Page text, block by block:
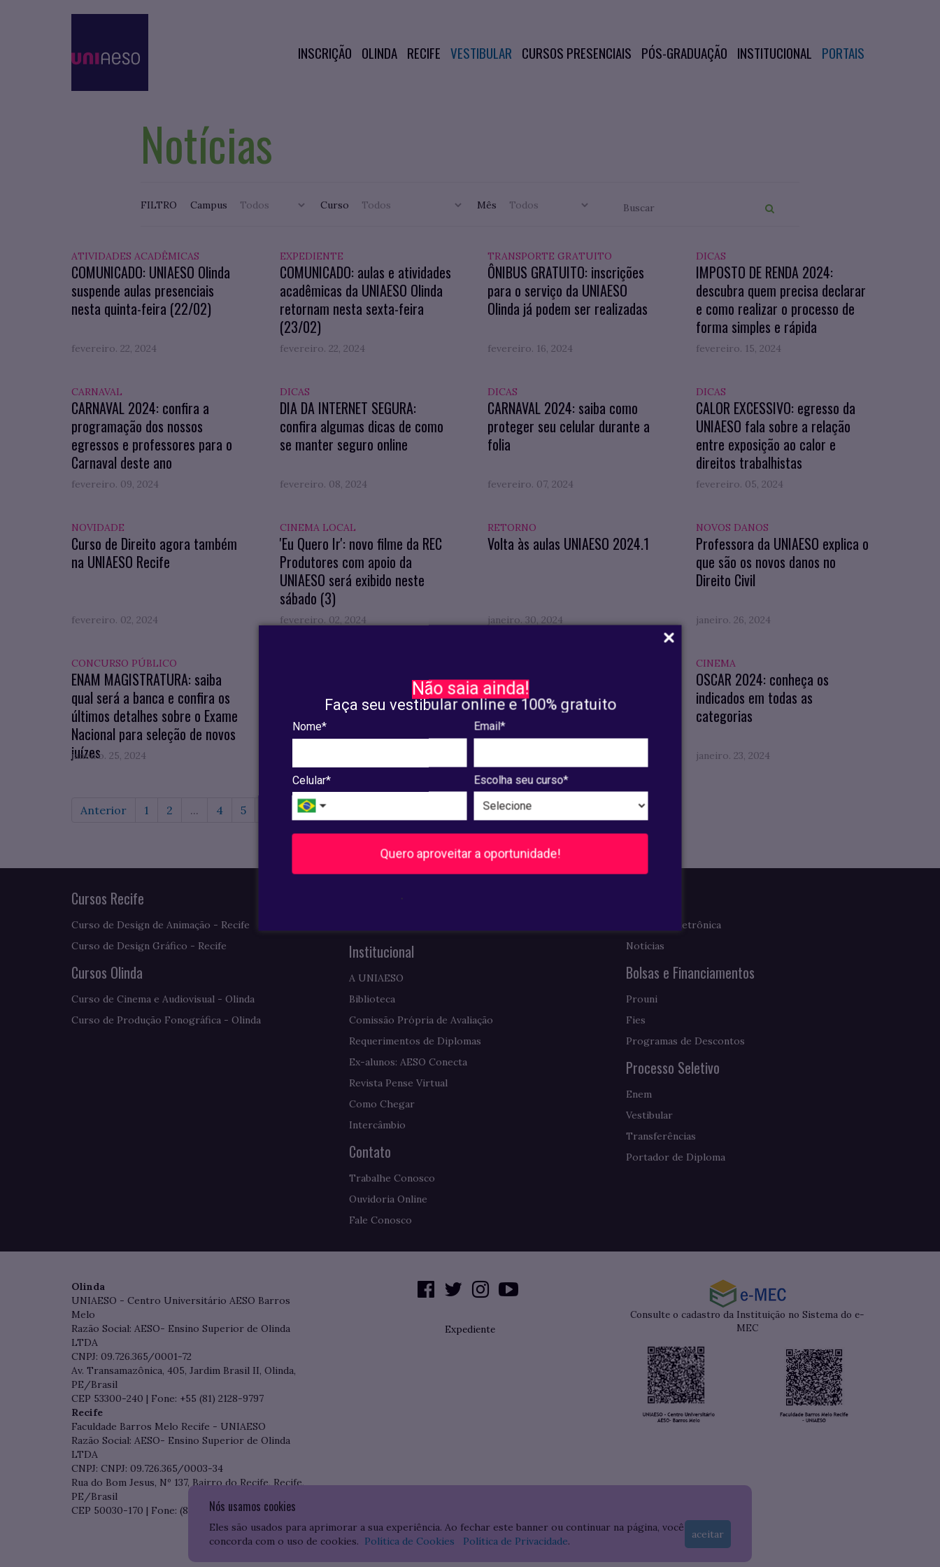
Não saia ainda!
Faça seu vestibular online e 100% gratuito
Nome* Email*
Celular* Escolha seu curso*
Quero aproveitar a oportunidade!
INSCRIÇÃO OLINDA RECIFE VESTIBULAR CURSOS PRESENCIAIS PÓS-GRADUAÇÃO INSTITUCIONAL PORTAIS
Notícias
FILTRO Campus Curso Mês
ATIVIDADES ACADÊMICAS
COMUNICADO: UNIAESO Olinda
suspende aulas presenciais
nesta quinta-feira (22/02)
fevereiro. 22, 2024
EXPEDIENTE
COMUNICADO: aulas e atividades
acadêmicas da UNIAESO Olinda
retornam nesta sexta-feira
(23/02)
fevereiro. 22, 2024
TRANSPORTE GRATUITO
ÔNIBUS GRATUITO: inscrições
para o serviço da UNIAESO
Olinda já podem ser realizadas
fevereiro. 16, 2024
DICAS
IMPOSTO DE RENDA 2024:
descubra quem precisa declarar
e como realizar o processo de
forma simples e rápida
fevereiro. 15, 2024
CARNAVAL
CARNAVAL 2024: confira a
programação dos nossos
egressos e professores para o
Carnaval deste ano
fevereiro. 09, 2024
DICAS
DIA DA INTERNET SEGURA:
confira algumas dicas de como
se manter seguro online
fevereiro. 08, 2024
DICAS
CARNAVAL 2024: saiba como
proteger seu celular durante a
folia
fevereiro. 07, 2024
DICAS
CALOR EXCESSIVO: egresso da
UNIAESO fala sobre a relação
entre exposição ao calor e
direitos trabalhistas
fevereiro. 05, 2024
NOVIDADE
Curso de Direito agora também
na UNIAESO Recife
fevereiro. 02, 2024
CINEMA LOCAL
'Eu Quero Ir': novo filme da REC
Produtores com apoio da
UNIAESO será exibido neste
sábado (3)
fevereiro. 02, 2024
RETORNO
Volta às aulas UNIAESO 2024.1
janeiro. 30, 2024
NOVOS DANOS
Professora da UNIAESO explica o
que são os novos danos no
Direito Civil
janeiro. 26, 2024
CONCURSO PÚBLICO
ENAM MAGISTRATURA: saiba
qual será a banca e confira os
últimos detalhes sobre o Exame
Nacional para seleção de novos
juízes
janeiro. 25, 2024
IPTU RECIFE 2024: saiba como
adquirir desconto para o
pagamento deste ano
Saiba como funciona a Lei Geral
de Proteção de Dados
CINEMA
OSCAR 2024: conheça os
indicados em todas as
categorias
janeiro. 23, 2024
Anterior 1 2 ... 4 5 8 Próxima
Nós usamos cookies
Eles são usados para aprimorar a sua experiência. Ao fechar este banner ou continuar na página, você
concorda com o uso de cookies. Política de Cookies Política de Privacidade.
aceitar
Cursos Recife
Curso de Design de Animação - Recife
Curso de Design Gráfico - Recife
Cursos Olinda
Curso de Cinema e Audiovisual - Olinda
Curso de Produção Fonográfica - Olinda
Pós-Graduação
Institucional
A UNIAESO
Biblioteca
Comissão Própria de Avaliação
Requerimentos de Diplomas
Ex-alunos: AESO Conecta
Revista Pense Virtual
Como Chegar
Intercâmbio
Contato
Trabalhe Conosco
Ouvidoria Online
Fale Conosco
Clipagem Eletrônica
Notícias
Bolsas e Financiamentos
Prouni
Fies
Programas de Descontos
Processo Seletivo
Enem
Vestibular
Transferências
Portador de Diploma
Olinda
UNIAESO - Centro Universitário AESO Barros
Melo
Razão Social: AESO- Ensino Superior de Olinda
LTDA
CNPJ: 09.726.365/0001-72
Av. Transamazônica, 405, Jardim Brasil II, Olinda,
PE/Brasil
CEP 53300-240 | Fone: +55 (81) 2128-9797
Recife
Faculdade Barros Melo Recife - UNIAESO
Razão Social: AESO- Ensino Superior de Olinda
LTDA
CNPJ: CNPJ: 09.726.365/0003-34
Rua do Bom Jesus, Nº 137, Bairro do Recife, Recife,
PE/Brasil
CEP 50030-170 | Fone: (81) 3204-7536
Expediente
Consulte o cadastro da Instituição no Sistema do e-
MEC